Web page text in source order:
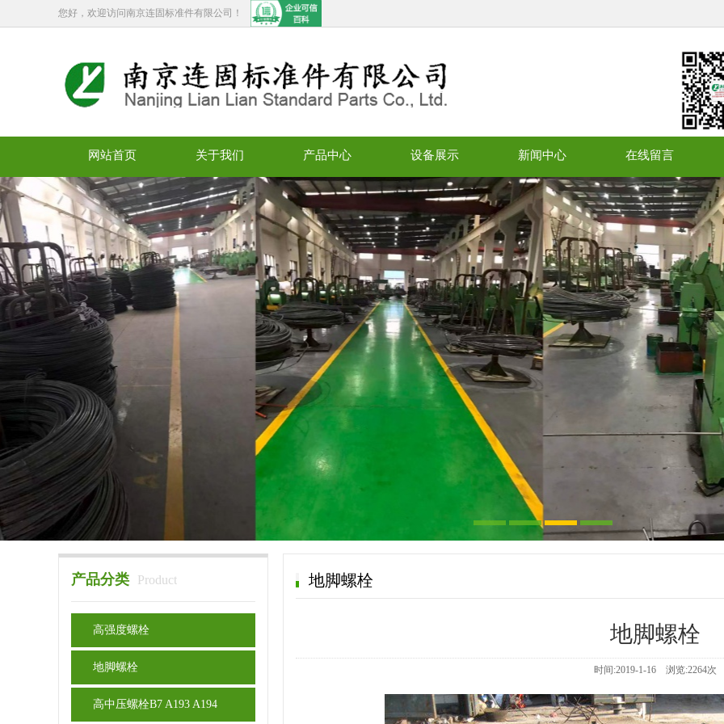
您好，欢迎访问南京连固标准件有限公司！
网站首页 关于我们 产品中心 设备展示 新闻中心 在线留言
产品分类 Product
高强度螺栓
地脚螺栓
高中压螺栓B7 A193 A194
地脚螺栓
地脚螺栓
时间:2019-1-16 浏览:2264次